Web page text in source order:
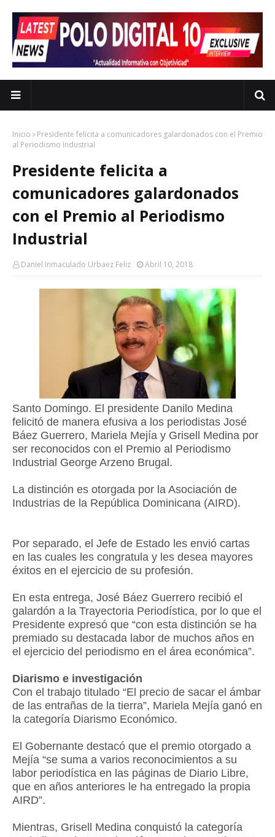
Inicio
Presidente felicita a comunicadores galardonados con el Premio
al Periodismo Industrial
Presidente felicita a
comunicadores galardonados
con el Premio al Periodismo
Industrial
Daniel Inmaculado Urbaez Feliz Abril 10, 2018
Santo Domingo. El presidente Danilo Medina
felicitó de manera efusiva a los periodistas José
Báez Guerrero, Mariela Mejía y Grisell Medina por
ser reconocidos con el Premio al Periodismo
Industrial George Arzeno Brugal.
La distinción es otorgada por la Asociación de
Industrias de la República Dominicana (AIRD).
Por separado, el Jefe de Estado les envió cartas
en las cuales les congratula y les desea mayores
éxitos en el ejercicio de su profesión.
En esta entrega, José Báez Guerrero recibió el
galardón a la Trayectoria Periodística, por lo que el
Presidente expresó que “con esta distinción se ha
premiado su destacada labor de muchos años en
el ejercicio del periodismo en el área económica”.
Diarismo e investigación
Con el trabajo titulado “El precio de sacar el ámbar
de las entrañas de la tierra”, Mariela Mejía ganó en
la categoría Diarismo Económico.
El Gobernante destacó que el premio otorgado a
Mejía “se suma a varios reconocimientos a su
labor periodística en las páginas de Diario Libre,
que en años anteriores le ha entregado la propia
AIRD”.
Mientras, Grisell Medina conquistó la categoría